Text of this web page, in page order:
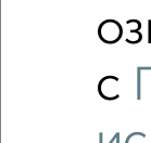
Рядом, с
Недалеко от
с